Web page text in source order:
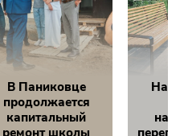
В Паниковце
продолжается
капитальный
ремонт школы
Нам
на